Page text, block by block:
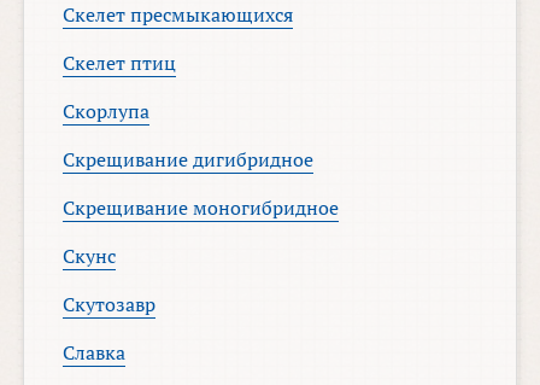
Скелет пресмыкающихся
Скелет птиц
Скорлупа
Скрещивание дигибридное
Скрещивание моногибридное
Скунс
Скутозавр
Славка